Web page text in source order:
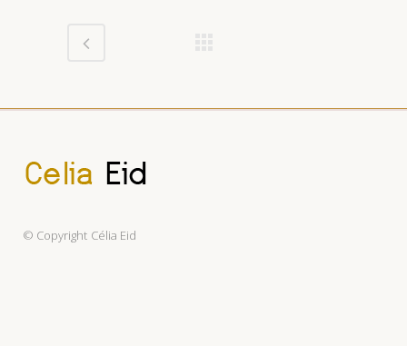
© Copyright Célia Eid